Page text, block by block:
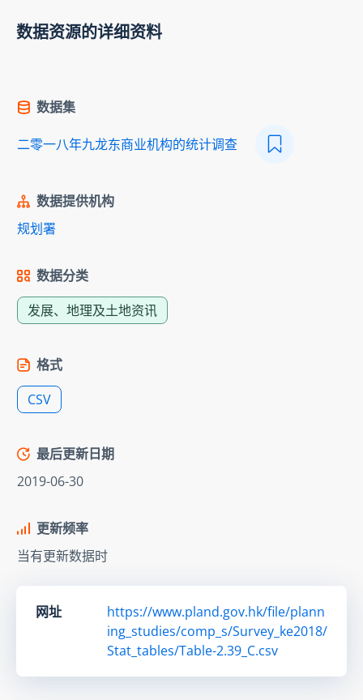
数据资源的详细资料
数据集
二零一八年九龙东商业机构的统计调查
数据提供机构
规划署
数据分类
发展、地理及土地资讯
格式
CSV
最后更新日期
2019-06-30
更新频率
当有更新数据时
网址
https://www.pland.gov.hk/file/plann
ing_studies/comp_s/Survey_ke2018/
Stat_tables/Table-2.39_C.csv